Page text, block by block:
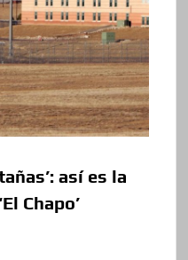
así es la
Chapo’